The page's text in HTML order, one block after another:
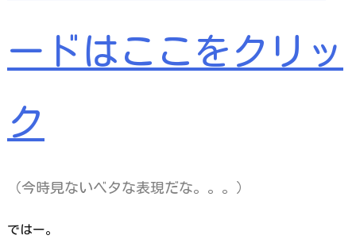
ードはここをクリッ
ク
（今時見ないベタな表現だな。。。）
ではー。